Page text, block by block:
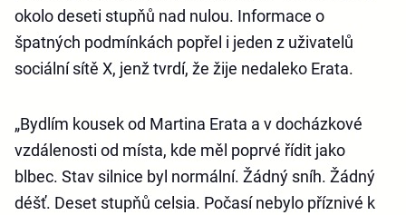
okolo deseti stupňů nad nulou. Informace o
špatných podmínkách popřel i jeden z uživatelů
sociální sítě X, jenž tvrdí, že žije nedaleko Erata.
„Bydlím kousek od Martina Erata a v docházkové
vzdálenosti od místa, kde měl poprvé řídit jako
blbec. Stav silnice byl normální. Žádný sníh. Žádný
déšť. Deset stupňů celsia. Počasí nebylo příznivé k